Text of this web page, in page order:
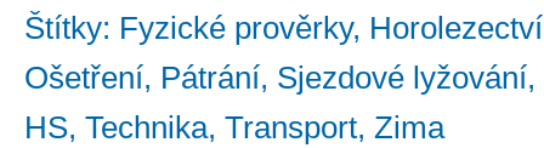
Štítky: Fyzické prověrky,
Ošetření, Pátrání, Sjezdové
HS, Technika, Transport, Zima